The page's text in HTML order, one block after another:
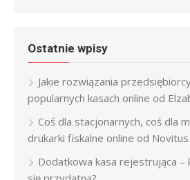
Ostatnie wpisy
Jakie rozwiązania
popularnych kasach online od
Coś dla stacjonarnych, coś dla
drukarki fiskalne online od Novitus
Dodatkowa kasa rejestrująca –